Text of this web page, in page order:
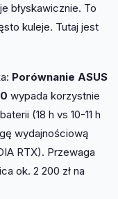
błyskawicznie. To
kuleje. Tutaj jest
Porównanie ASUS
wypada korzystnie
(18 h vs 10-11 h
wydajnościową
RTX). Przewaga
ok. 2 200 zł na